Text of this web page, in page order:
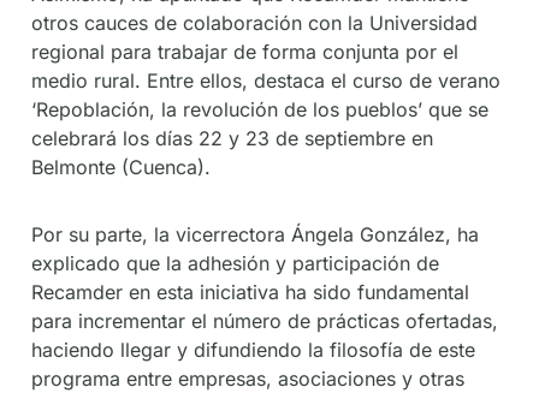
otros cauces de colaboración con la Universidad
regional para trabajar de forma conjunta por el
medio rural. Entre ellos, destaca el curso de verano
‘Repoblación, la revolución de los pueblos’ que se
celebrará los días 22 y 23 de septiembre en
Belmonte (Cuenca).
Por su parte, la vicerrectora Ángela González, ha
explicado que la adhesión y participación de
Recamder en esta iniciativa ha sido fundamental
para incrementar el número de prácticas ofertadas,
haciendo llegar y difundiendo la filosofía de este
programa entre empresas, asociaciones y otras